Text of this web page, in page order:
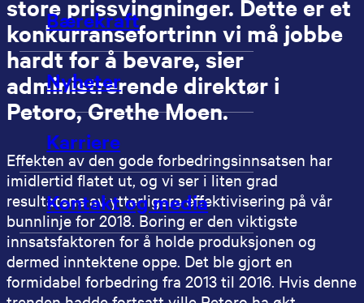
Bærekraft
Nyheter
Karriere
Kontakt og media
store prissvingninger. Dette er et
konkurransefortrinn vi må jobbe
hardt for å bevare, sier
administrerende direktør i
Petoro, Grethe Moen.
Effekten av den gode forbedringsinnsatsen har
imidlertid flatet ut, og vi ser i liten grad
resultatene av ytterligere effektivisering på vår
bunnlinje for 2018. Boring er den viktigste
innsatsfaktoren for å holde produksjonen og
dermed inntektene oppe. Det ble gjort en
formidabel forbedring fra 2013 til 2016. Hvis denne